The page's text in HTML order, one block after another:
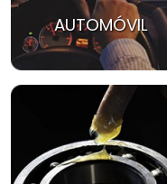
AUTOMÓVIL